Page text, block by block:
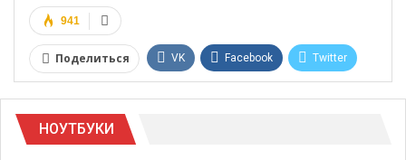
941
Поделиться VK Facebook Twitter
Telegram
НОУТБУКИ